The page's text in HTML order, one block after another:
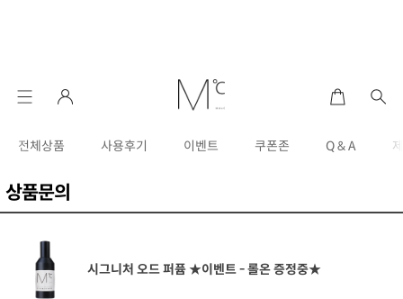
전체상품 사용후기 이벤트 쿠폰존 Q & A
상품문의
시그니처 오드 퍼퓸 ★이벤트 - 롤온 증정중★